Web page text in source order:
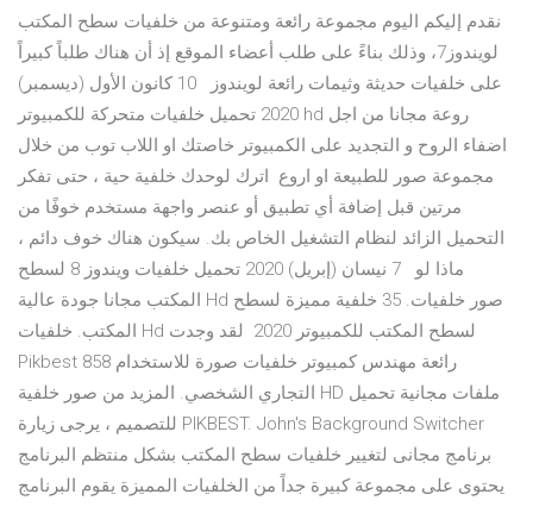
نقدم إليكم اليوم مجموعة رائعة ومتنوعة من خلفيات سطح المكتب
لويندوز7، وذلك بناءً على طلب أعضاء الموقع إذ أن هناك طلباً كبيراً
على خلفيات حديثة وثيمات رائعة لويندوز 10 كانون الأول (ديسمبر)
2020 تحميل خلفيات متحركة للكمبيوتر hd روعة مجانا من اجل
اضفاء الروح و التجديد على الكمبيوتر خاصتك او اللاب توب من خلال
مجموعة صور للطبيعة او اروع اترك لوحدك خلفية حية ، حتى تفكر
مرتين قبل إضافة أي تطبيق أو عنصر واجهة مستخدم خوفًا من
التحميل الزائد لنظام التشغيل الخاص بك. سيكون هناك خوف دائم ،
ماذا لو 7 نيسان (إبريل) 2020 تحميل خلفيات ويندوز 8 لسطح
المكتب مجانا جودة عالية Hd صور خلفيات. 35 خلفية مميزة لسطح
المكتب. خلفيات Hd لسطح المكتب للكمبيوتر 2020 لقد وجدت
Pikbest 858 رائعة مهندس كمبيوتر خلفيات صورة للاستخدام
التجاري الشخصي. المزيد من صور خلفية HD ملفات مجانية تحميل
للتصميم ، يرجى زيارة PIKBEST. John's Background Switcher
برنامج مجانى لتغيير خلفيات سطح المكتب بشكل منتظم البرنامج